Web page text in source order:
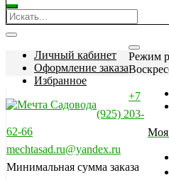
Личный кабинет
Оформление заказа
Избранное
Режим
Моя
+7
(925) 203-
62-66
mechtasad.ru@yandex.ru
Минимальная сумма заказа